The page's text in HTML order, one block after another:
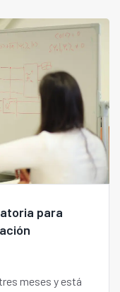
para
meses y está